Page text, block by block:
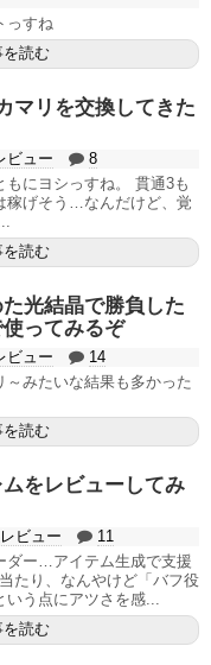
っすね
読む
マリを交換してきた
ビュー
8
にヨシっすね。 貫通3も
稼げそう…なんだけど、覚
読む
光結晶で勝負した
ってみるぞ
ビュー
14
みたいな結果も多かった
読む
をレビューしてみ
ビュー
11
ダー…アイテム生成で支援
たり、なんやけど「バフ役
う点にアツさを感...
読む